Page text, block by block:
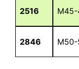
2516
2846